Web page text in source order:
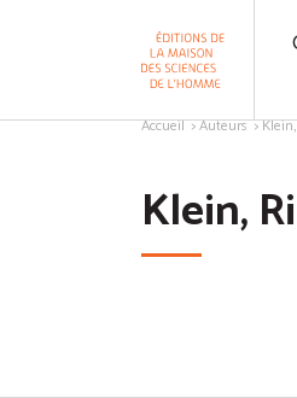
Accueil Auteurs
Klein,